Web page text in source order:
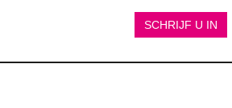
SCHRIJF U IN